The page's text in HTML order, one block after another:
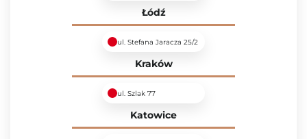
Łódź
ul. Stefana Jaracza 25/2
Kraków
ul. Szlak 77
Katowice